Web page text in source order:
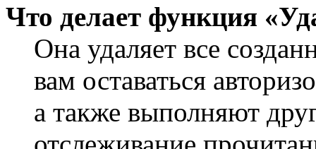
Что делает функция
Она удаляет все
вам оставаться
а также выполняют